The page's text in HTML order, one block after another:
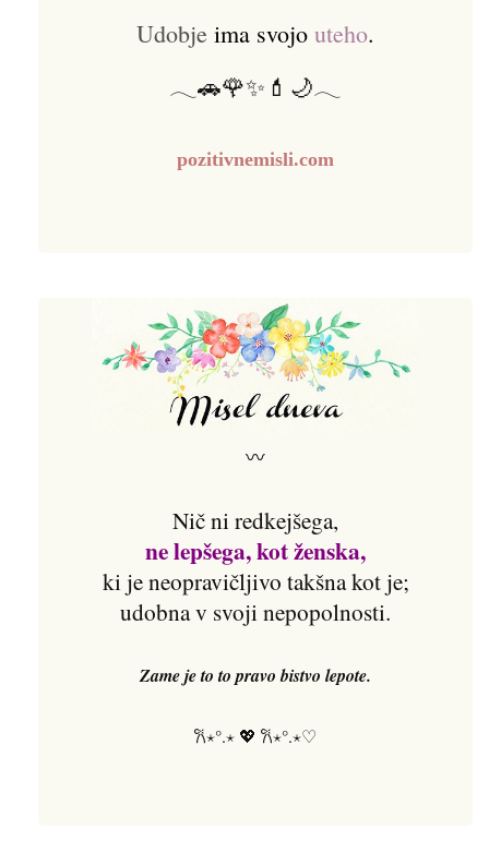
Udobje ima svojo uteho.
𓂃🚗🌹✨💄🌙𓂃
pozitivnemisli.com
〰
Nič ni redkejšega,
ne lepšega, kot ženska,
ki je neopravičljivo takšna kot je;
udobna v svoji nepopolnosti.
Zame je to to pravo bistvo lepote.
𐙚⋆°.⋆ 💖 𐙚⋆°.⋆♡